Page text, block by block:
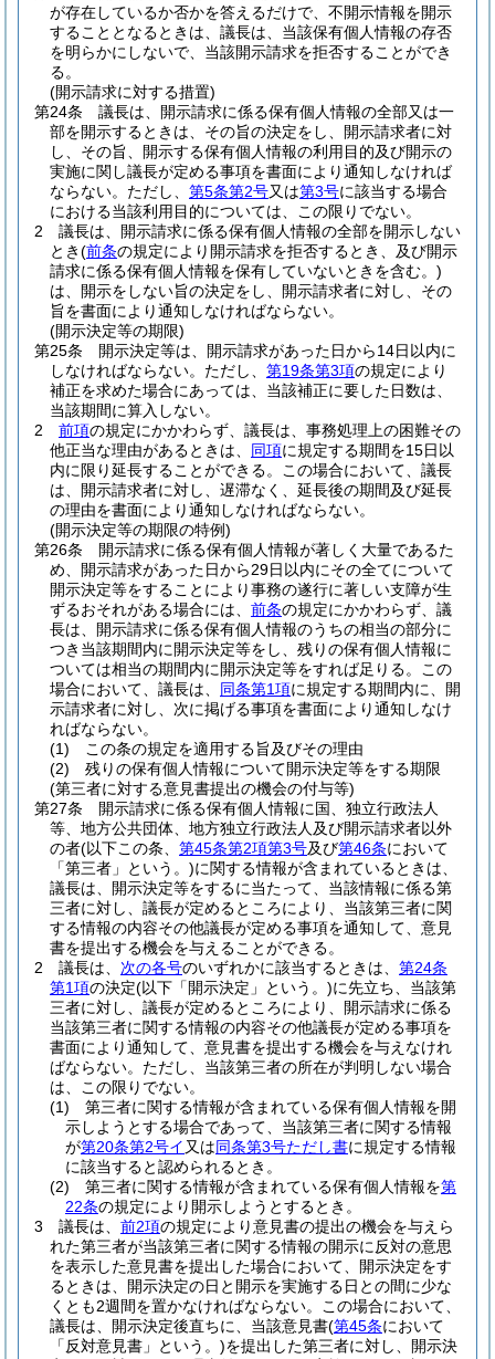
が存在しているか否かを答えるだけで、不開示情報を開示
することとなるときは、議長は、当該保有個人情報の存否
を明らかにしないで、当該開示請求を拒否することができ
る。
(開示請求に対する措置)
第24条
議長は、開示請求に係る保有個人情報の全部又は一
部を開示するときは、その旨の決定をし、開示請求者に対
し、その旨、開示する保有個人情報の利用目的及び開示の
実施に関し議長が定める事項を書面により通知しなければ
ならない。 ただし、 第5条第2号又は第3号に該当する場合
における当該利用目的については、この限りでない。
2
議長は、開示請求に係る保有個人情報の全部を開示しない
とき(前条の規定により開示請求を拒否するとき、及び開示
請求に係る保有個人情報を保有していないときを含む。)
は、開示をしない旨の決定をし、開示請求者に対し、その
旨を書面により通知しなければならない。
(開示決定等の期限)
第25条
開示決定等は、開示請求があった日から14日以内に
しなければならない。 ただし、 第19条第3項の規定により
補正を求めた場合にあっては、当該補正に要した日数は、
当該期間に算入しない。
2
前項の規定にかかわらず、議長は、事務処理上の困難その
他正当な理由があるときは、 同項に規定する期間を15日以
内に限り延長することができる。
この場合において、議長
は、開示請求者に対し、遅滞なく、延長後の期間及び延長
の理由を書面により通知しなければならない。
(開示決定等の期限の特例)
第26条
開示請求に係る保有個人情報が著しく大量であるた
め、開示請求があった日から29日以内にその全てについて
開示決定等をすることにより事務の遂行に著しい支障が生
ずるおそれがある場合には、 前条の規定にかかわらず、議
長は、開示請求に係る保有個人情報のうちの相当の部分に
つき当該期間内に開示決定等をし、残りの保有個人情報に
ついては相当の期間内に開示決定等をすれば足りる。
この
場合において、議長は、 同条第1項に規定する期間内に、開
示請求者に対し、次に掲げる事項を書面により通知しなけ
ればならない。
(1)
この条の規定を適用する旨及びその理由
(2)
残りの保有個人情報について開示決定等をする期限
(第三者に対する意見書提出の機会の付与等)
第27条
開示請求に係る保有個人情報に国、独立行政法人
等、地方公共団体、地方独立行政法人及び開示請求者以外
の者(以下この条、 第45条第2項第3号及び第46条において
「第三者」という。)に関する情報が含まれているときは、
議長は、開示決定等をするに当たって、当該情報に係る第
三者に対し、議長が定めるところにより、当該第三者に関
する情報の内容その他議長が定める事項を通知して、意見
書を提出する機会を与えることができる。
2
議長は、 次の各号のいずれかに該当するときは、 第24条
第1項の決定(以下「開示決定」という。)に先立ち、当該第
三者に対し、議長が定めるところにより、開示請求に係る
当該第三者に関する情報の内容その他議長が定める事項を
書面により通知して、意見書を提出する機会を与えなけれ
ばならない。 ただし、当該第三者の所在が判明しない場合
は、この限りでない。
(1)
第三者に関する情報が含まれている保有個人情報を開
示しようとする場合であって、当該第三者に関する情報
が第20条第2号イ 又は同条第3号ただし書に規定する情報
に該当すると認められるとき。
(2)
第三者に関する情報が含まれている保有個人情報を第
22条の規定により開示しようとするとき。
3
議長は、 前2項の規定により意見書の提出の機会を与えら
れた第三者が当該第三者に関する情報の開示に反対の意思
を表示した意見書を提出した場合において、開示決定をす
るときは、開示決定の日と開示を実施する日との間に少な
くとも2週間を置かなければならない。
この場合において、
議長は、開示決定後直ちに、当該意見書(第45条において
「反対意見書」という。)を提出した第三者に対し、開示決